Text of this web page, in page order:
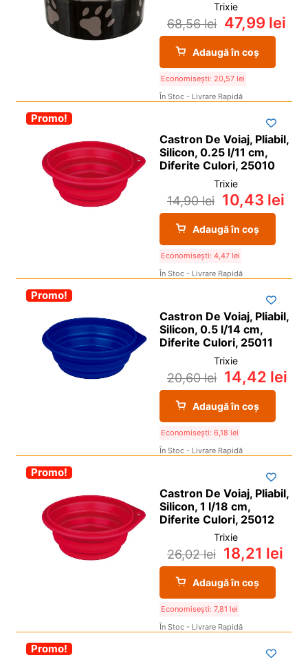
Trixie
68,56lei 47,99 lei
Adaugă în coș
Economisești: 20,57 lei
În Stoc - Livrare Rapidă
-30%
Promo!
Castron De Voiaj, Pliabil,
Silicon, 0.25 l/11 cm,
Diferite Culori, 25010
Trixie
14,90lei 10,43 lei
Adaugă în coș
Economisești: 4,47 lei
În Stoc - Livrare Rapidă
-30%
Promo!
Castron De Voiaj, Pliabil,
Silicon, 0.5 l/14 cm,
Diferite Culori, 25011
Trixie
20,60lei 14,42 lei
Adaugă în coș
Economisești: 6,18 lei
În Stoc - Livrare Rapidă
-30%
Promo!
Castron De Voiaj, Pliabil,
Silicon, 1 l/18 cm,
Diferite Culori, 25012
Trixie
26,02lei 18,21 lei
Adaugă în coș
Economisești: 7,81 lei
În Stoc - Livrare Rapidă
-30%
Promo!